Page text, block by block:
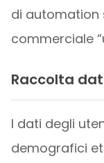
di automation
commerciale
Raccolta
I dati degli
demografici